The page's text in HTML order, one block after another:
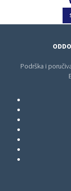
Podrška i